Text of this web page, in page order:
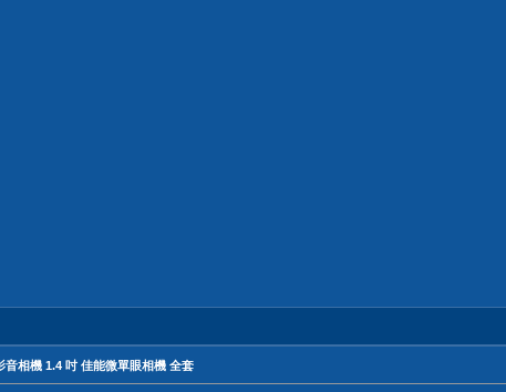
相機 1.4 吋 佳能微單眼相機 全套